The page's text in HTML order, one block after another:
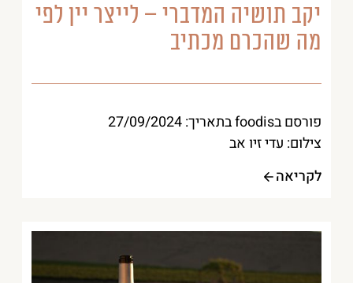
יקב תושיה המדברי – לייצר יין לפי
מה שהכרם מכתיב
פורסם בfoodis בתאריך: 27/09/2024
צילום: עדי זיו אב
לקריאה